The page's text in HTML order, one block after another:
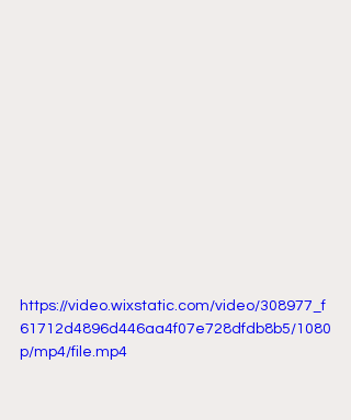
https://video.wixstatic.com/video/308977_f
61712d4896d446aa4f07e728dfdb8b5/1080
p/mp4/file.mp4